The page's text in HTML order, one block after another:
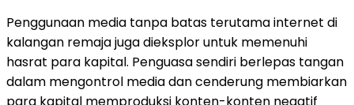
Penggunaan media tanpa batas terutama internet di
kalangan remaja juga dieksplor untuk memenuhi
hasrat para kapital. Penguasa sendiri berlepas tangan
dalam mengontrol media dan cenderung membiarkan
para kapital memproduksi konten-konten negatif